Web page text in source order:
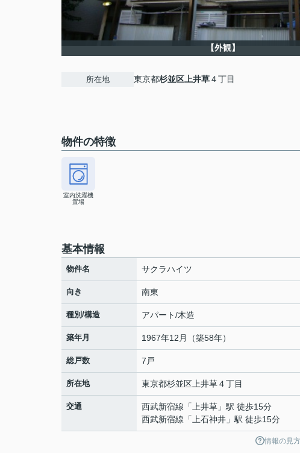
【外観】
所在地 東京都杉並区 上井草４丁目
物件の特徴
室内洗濯機
置場
基本情報
物件名 サクラハイツ
向き 南東
種別/構造 アパート/木造
築年月 1967年12月（築58年）
総戸数 7戸
所在地 東京都杉並区 上井草４丁目
交通 西武新宿線 「 上井草 」駅 徒歩15分
西武新宿線 「 上石神井 」駅 徒歩15分
情報の見方